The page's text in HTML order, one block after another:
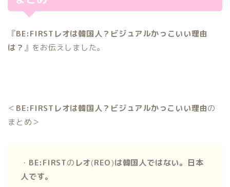
『BE:FIRST レオは韓国人？ビジュアルかっこいい理由
は？ 』をお伝えしました。
＜ BE:FIRSTレオは韓国人？ビジュアルかっこいい理由の
まとめ＞
・ BE:FIRSTの レオ(REO)は韓国人ではない。日本
人です。